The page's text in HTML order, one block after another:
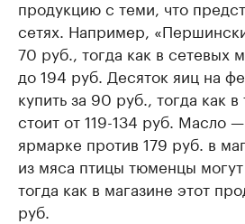
продукцию с теми, что
сетях. Например,
70 руб., тогда как в сетевых
до 194 руб. Десяток яиц на
купить за 90 руб., тогда как
стоит от 119-134 руб. Масло
ярмарке против 179 руб. в
из мяса птицы тюменцы могут
тогда как в магазине этот
руб.